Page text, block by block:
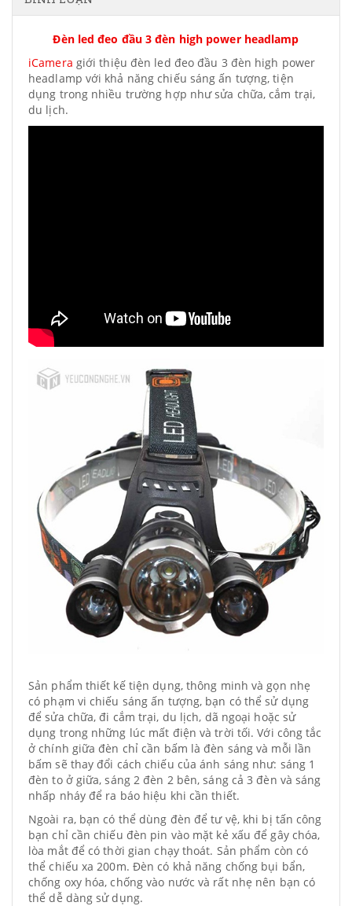
Đèn led đeo đầu 3 đèn high power headlamp
iCamera giới thiệu đèn led đeo đầu 3 đèn high power
headlamp với khả năng chiếu sáng ấn tượng, tiện
dụng trong nhiều trường hợp như sửa chữa, cắm trại,
du lịch.
Sản phẩm thiết kế tiện dụng, thông minh và gọn nhẹ
có phạm vi chiếu sáng ấn tượng, bạn có thể sử dụng
để sửa chữa, đi cắm trại, du lịch, dã ngoại hoặc sử
dụng trong những lúc mất điện và trời tối. Với công tắc
ở chính giữa đèn chỉ cần bấm là đèn sáng và mỗi lần
bấm sẽ thay đổi cách chiếu của ánh sáng như: sáng 1
đèn to ở giữa, sáng 2 đèn 2 bên, sáng cả 3 đèn và sáng
nhấp nháy để ra báo hiệu khi cần thiết.
Ngoài ra, bạn có thể dùng đèn để tư vệ, khi bị tấn công
bạn chỉ cần chiếu đèn pin vào mặt kẻ xấu để gây chóa,
lòa mắt để có thời gian chạy thoát. Sản phẩm còn có
thể chiếu xa 200m. Đèn có khả năng chống bụi bẩn,
chống oxy hóa, chống vào nước và rất nhẹ nên bạn có
thể dễ dàng sử dụng.